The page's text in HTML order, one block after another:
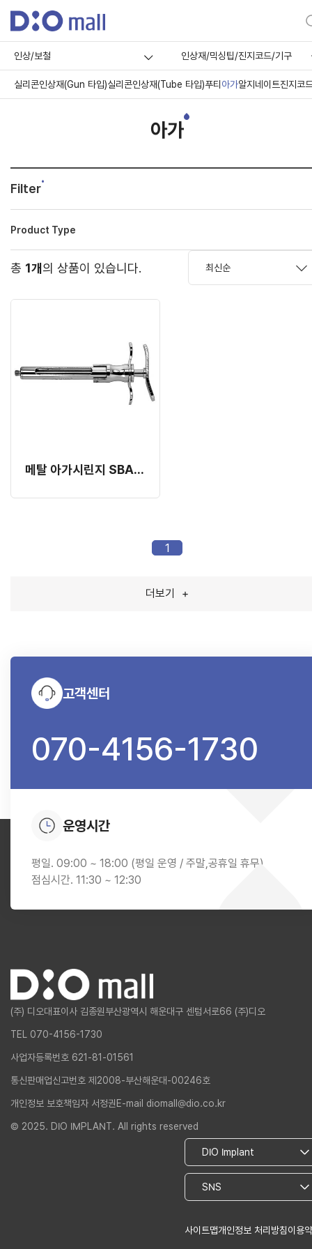
인상/보철 인상재/믹싱팁/진지코드/기구
실리콘인상재(Gun 타입)실리콘인상재(Tube 타입)푸티 아가알지네이트진지코
아가
Filter
Product Type
총 1개의 상품이 있습니다.
메탈 아가시린지 SBA-01 (SBA18)
1
더보기 +
고객센터
070-4156-1730
운영시간
평일. 09:00 ~ 18:00 (평일 운영 / 주말,공휴일 휴무)
점심시간. 11:30 ~ 12:30
(주) 디오대표이사 김종원부산광역시 해운대구 센텀서로66 (주)디오
TEL 070-4156-1730
사업자등록번호 621-81-01561
통신판매업신고번호 제2008-부산해운대-00246호
개인정보 보호책임자 서정권 E-mail diomall@dio.co.kr
© 2025. DIO IMPLANT. All rights reserved
사이트맵개인정보 처리방침이용